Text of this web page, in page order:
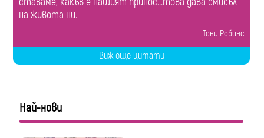
на живота ни.
Тони Робинс
Виж още цитати
Най-нови